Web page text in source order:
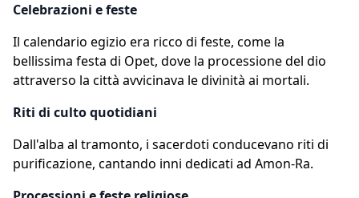
Celebrazioni e feste
Il calendario egizio era ricco di feste, come la
bellissima festa di Opet, dove la processione del dio
attraverso la città avvicinava le divinità ai mortali.
Riti di culto quotidiani
Dall'alba al tramonto, i sacerdoti conducevano riti di
purificazione, cantando inni dedicati ad Amon-Ra.